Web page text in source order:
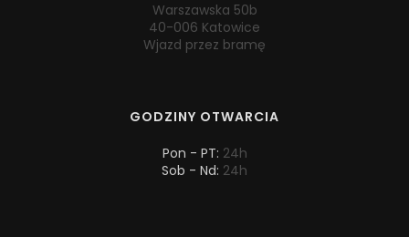
Warszawska 50b
40-006 Katowice
Wjazd przez bramę
GODZINY OTWARCIA
Pon - PT: 24h
Sob - Nd: 24h